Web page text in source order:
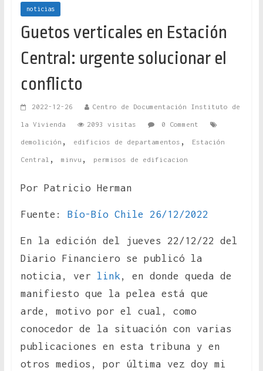
noticias
Guetos verticales en Estación
Central: urgente solucionar el
conflicto
2022-12-26 Centro de Documentación Instituto de
la Vivienda 2093 visitas 0 Comment
demolición , edificios de departamentos , Estación
Central , minvu , permisos de edificacion
Por Patricio Herman
Fuente: Bío-Bío Chile 26/12/2022
En la edición del jueves 22/12/22 del
Diario Financiero se publicó la
noticia, ver link, en donde queda de
manifiesto que la pelea está que
arde, motivo por el cual, como
conocedor de la situación con varias
publicaciones en esta tribuna y en
otros medios, por última vez doy mi